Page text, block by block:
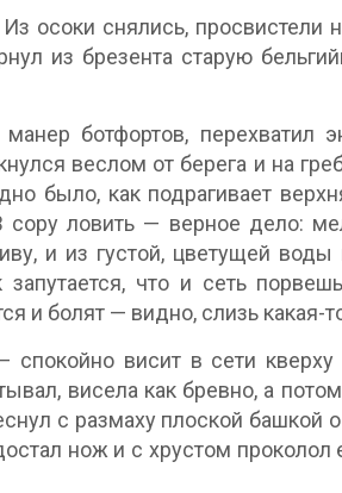
осоки снялись, просвистели
из брезента старую
ботфортов, перехватил
веслом от берега и на
было, как подрагивает
ловить — верное дело:
и из густой, цветущей воды
что и сеть
и болят — видно, слизь какая-
висит в сети кверху
висела как бревно, а потом
с размаху плоской башкой
нож и с хрустом проколол